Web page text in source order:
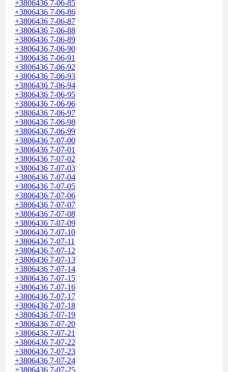
+3806436 7-06-85
+3806436 7-06-86
+3806436 7-06-87
+3806436 7-06-88
+3806436 7-06-89
+3806436 7-06-90
+3806436 7-06-91
+3806436 7-06-92
+3806436 7-06-93
+3806436 7-06-94
+3806436 7-06-95
+3806436 7-06-96
+3806436 7-06-97
+3806436 7-06-98
+3806436 7-06-99
+3806436 7-07-00
+3806436 7-07-01
+3806436 7-07-02
+3806436 7-07-03
+3806436 7-07-04
+3806436 7-07-05
+3806436 7-07-06
+3806436 7-07-07
+3806436 7-07-08
+3806436 7-07-09
+3806436 7-07-10
+3806436 7-07-11
+3806436 7-07-12
+3806436 7-07-13
+3806436 7-07-14
+3806436 7-07-15
+3806436 7-07-16
+3806436 7-07-17
+3806436 7-07-18
+3806436 7-07-19
+3806436 7-07-20
+3806436 7-07-21
+3806436 7-07-22
+3806436 7-07-23
+3806436 7-07-24
+3806436 7-07-25